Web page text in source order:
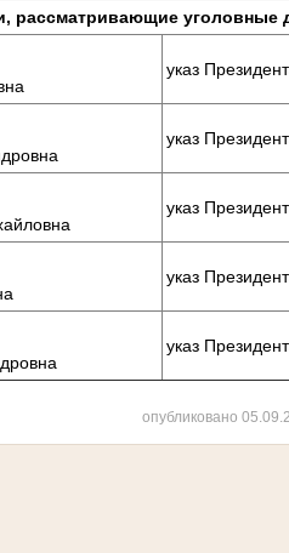
рассматривающие уголовные
указ
указ
указ
указ
указ
опубликовано